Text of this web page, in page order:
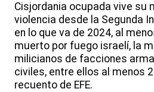
Cisjordania ocupada vive su
violencia desde la Segunda
en lo que va de 2024, al
muerto por fuego israelí, la
milicianos de facciones
civiles, entre ellos al menos
recuento de EFE.